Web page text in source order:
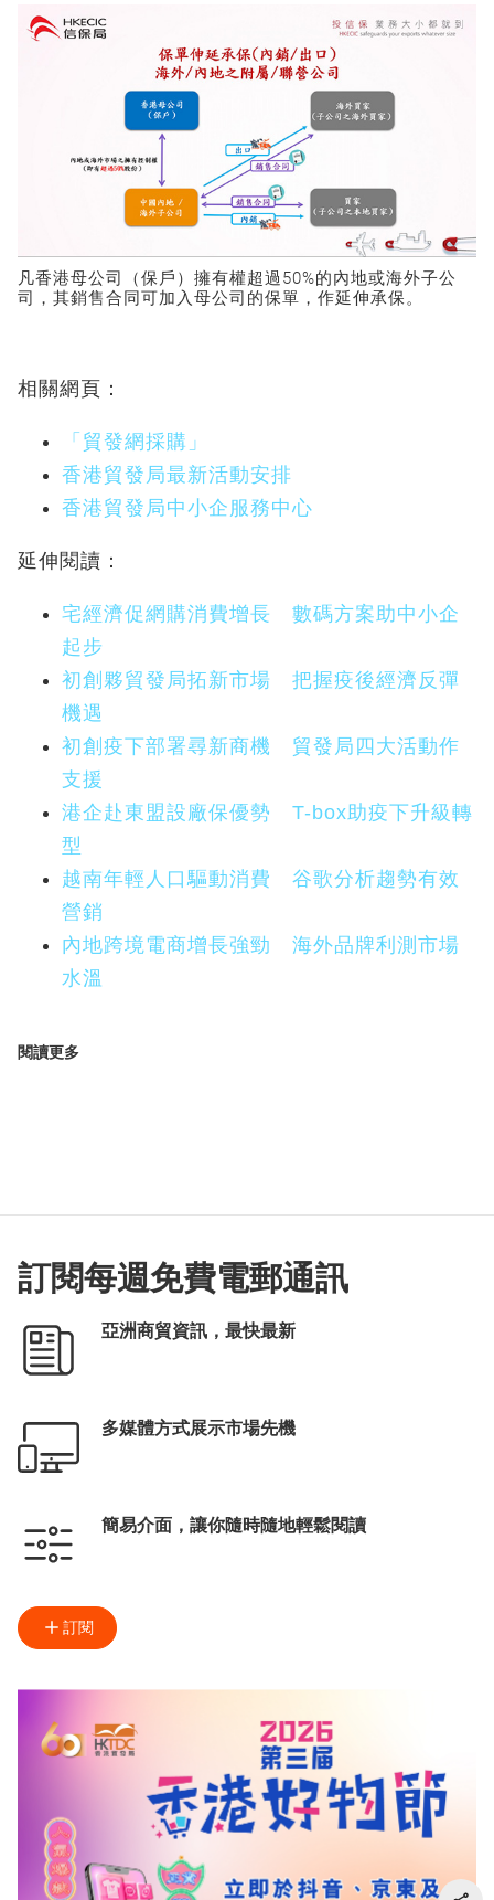
凡香港母公司（保戶）擁有權超過50%的內地或海外子公
司，其銷售合同可加入母公司的保單，作延伸承保。
相關網頁：
「貿發網採購」
香港貿發局最新活動安排
香港貿發局中小企服務中心
延伸閱讀：
宅經濟促網購消費增長 數碼方案助中小企
起步
初創夥貿發局拓新市場 把握疫後經濟反彈
機遇
初創疫下部署尋新商機 貿發局四大活動作
支援
港企赴東盟設廠保優勢 T-box助疫下升級轉
型
越南年輕人口驅動消費 谷歌分析趨勢有效
營銷
內地跨境電商增長強勁 海外品牌利測市場
水溫
閱讀更多
訂閱每週免費電郵通訊
亞洲商貿資訊，最快最新
多媒體方式展示市場先機
簡易介面，讓你隨時隨地輕鬆閱讀
訂閱